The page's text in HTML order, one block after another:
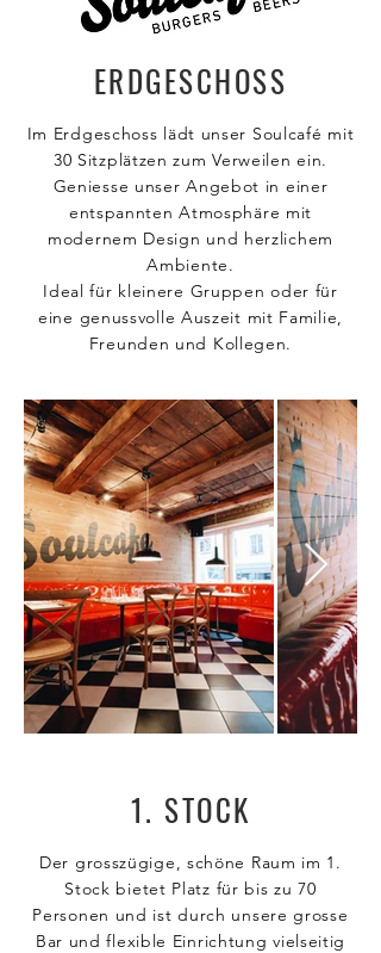
ERDGESCHOSS
Im Erdgeschoss lädt unser Soulcafé mit
30 Sitzplätzen zum Verweilen ein.
Geniesse unser Angebot in einer
entspannten Atmosphäre mit
modernem Design und herzlichem
Ambiente.
Ideal für kleinere Gruppen oder für
eine genussvolle Auszeit mit Familie,
Freunden und Kollegen.
1. STOCK
Der grosszügige, schöne Raum im 1.
Stock bietet Platz für bis zu 70
Personen und ist durch unsere grosse
Bar und flexible Einrichtung vielseitig